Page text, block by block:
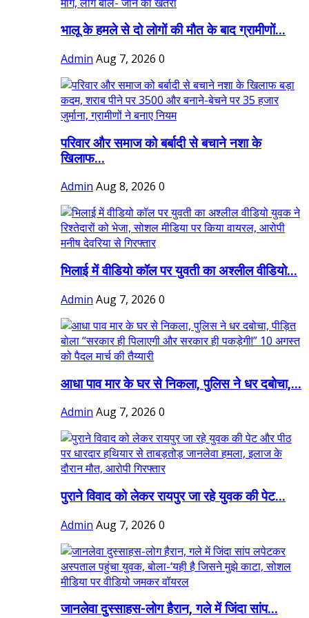
भालू के हमले से दो लोगों की मौत के बाद ग्रामीणों...
Admin Aug 7, 2026 0
परिवार और समाज को बर्बादी से बचाने नशा के
खिलाफ...
Admin Aug 8, 2026 0
भिलाई में वीडियो कॉल पर युवती का अश्लील वीडियो...
Admin Aug 7, 2026 0
आधा पाव मार के घर से निकला, पुलिस ने धर दबोचा,...
Admin Aug 7, 2026 0
पुराने विवाद को लेकर रायपुर जा रहे युवक की पेट...
Admin Aug 7, 2026 0
जानलेवा दुस्साहस-लोग हैरान, गले में जिंदा सांप...